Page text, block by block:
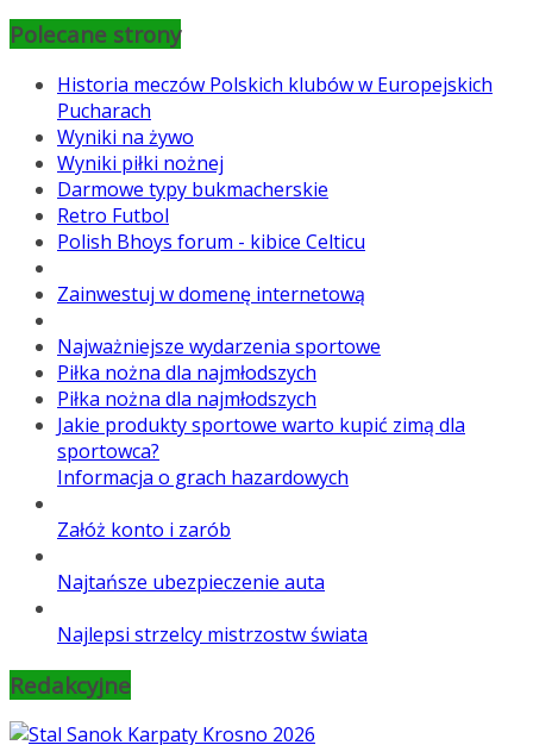
Polecane strony
Historia meczów Polskich klubów w Europejskich
Pucharach
Wyniki na żywo
Wyniki piłki nożnej
Darmowe typy bukmacherskie
Retro Futbol
Polish Bhoys forum - kibice Celticu
Zainwestuj w domenę internetową
Najważniejsze wydarzenia sportowe
Piłka nożna dla najmłodszych
Piłka nożna dla najmłodszych
Jakie produkty sportowe warto kupić zimą dla
sportowca?
Informacja o grach hazardowych
Załóż konto i zarób
Najtańsze ubezpieczenie auta
Najlepsi strzelcy mistrzostw świata
Redakcyjne